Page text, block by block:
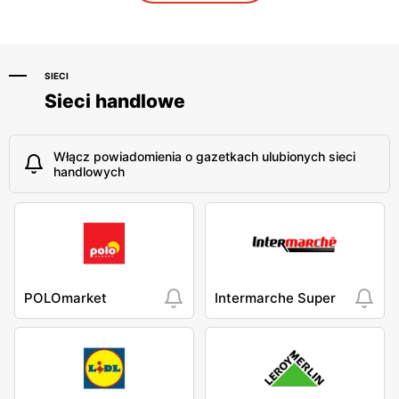
SIECI
Sieci handlowe
Włącz powiadomienia o gazetkach ulubionych sieci
handlowych
POLOmarket Intermarche Super